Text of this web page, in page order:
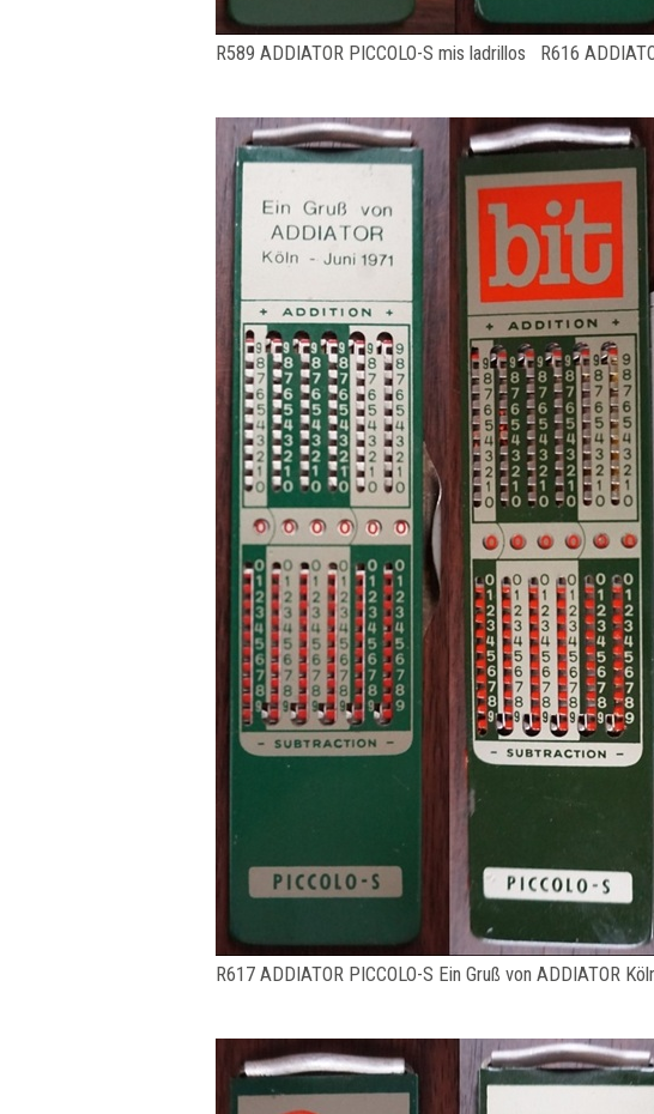
R589 ADDIATOR PICCOLO-S mis ladrillos R616
R617 ADDIATOR PICCOLO-S Ein Gruß von ADDIATOR